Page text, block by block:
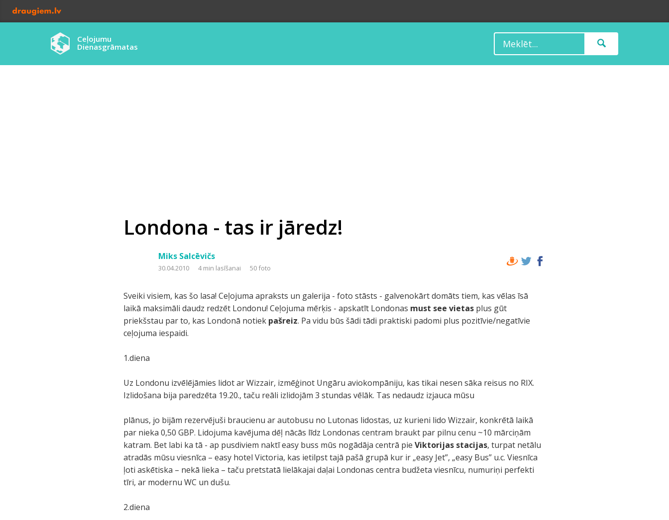
Ceļojumu
Dienasgrāmatas
Londona - tas ir jāredz!
Miks Salcēvičs
30.04.2010 4 min lasīšanai 50 foto
Sveiki visiem, kas šo lasa! Ceļojuma apraksts un galerija - foto stāsts - galvenokārt domāts tiem, kas vēlas īsā
laikā maksimāli daudz redzēt Londonu! Ceļojuma mērķis - apskatīt Londonas must see vietas plus gūt
priekšstau par to, kas Londonā notiek pašreiz. Pa vidu būs šādi tādi praktiski padomi plus pozitīvie/negatīvie
ceļojuma iespaidi.
1.diena
Uz Londonu izvēlējāmies lidot ar Wizzair, izmēģinot Ungāru aviokompāniju, kas tikai nesen sāka reisus no RIX.
Izlidošana bija paredzēta 19.20., taču reāli izlidojām 3 stundas vēlāk. Tas nedaudz izjauca mūsu
plānus, jo bijām rezervējuši braucienu ar autobusu no Lutonas lidostas, uz kurieni lido Wizzair, konkrētā laikā
par nieka 0,50 GBP. Lidojuma kavējuma dēļ nācās līdz Londonas centram braukt par pilnu cenu ~10 mārciņām
katram. Bet labi ka tā - ap pusdiviem naktī easy buss mūs nogādāja centrā pieViktorijas stacijas, turpat netālu
atradās mūsu viesnīca – easy hotel Victoria, kas ietilpst tajā pašā grupā kur ir „easy Jet”, „easy Bus” u.c. Viesnīca
ļoti askētiska – nekā lieka – taču pretstatā lielākajai daļai Londonas centra budžeta viesnīcu, numuriņi perfekti
tīri, ar modernu WC un dušu.
2.diena